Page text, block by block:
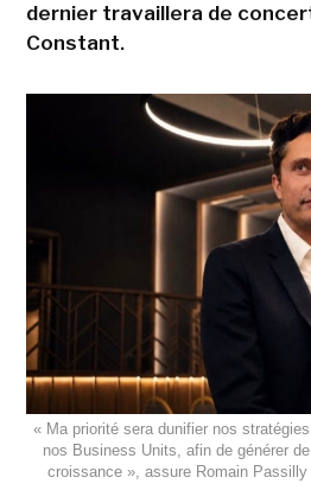
dernier travaillera de
Constant.
« Ma priorité sera dunifier nos
nos Business Units, afin de générer
croissance », assure Romain